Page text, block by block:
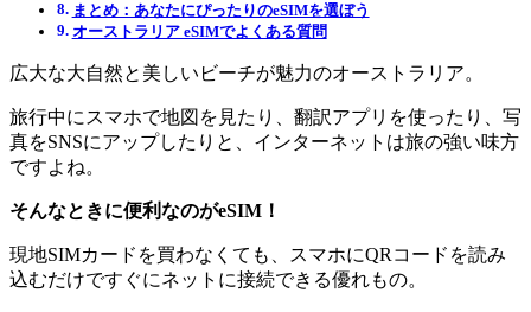
まとめ：あなたにぴったりのeSIMを選ぼう
オーストラリア eSIMでよくある質問
広大な大自然と美しいビーチが魅力のオーストラリア。
旅行中にスマホで地図を見たり、翻訳アプリを使ったり、写
真をSNSにアップしたりと、インターネットは旅の強い味方
ですよね。
そんなときに便利なのがeSIM！
現地SIMカードを買わなくても、スマホにQRコードを読み
込むだけですぐにネットに接続できる優れもの。